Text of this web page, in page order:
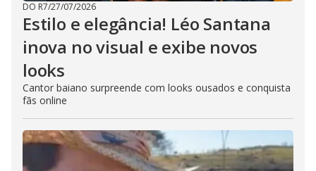
DO R7/27/07/2026
Estilo e elegância! Léo Santana
inova no visual e exibe novos
looks
Cantor baiano surpreende com looks ousados e conquista
fãs online